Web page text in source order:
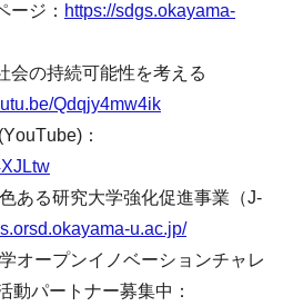
ジ： https://sdgs.okayama-
の持続可能性を考える
Qdqjy4mw4ik
：
ある研究大学強化促進事業（J-
u.ac.jp/
オープンイノベーションチャレ
動パートナー募集中：